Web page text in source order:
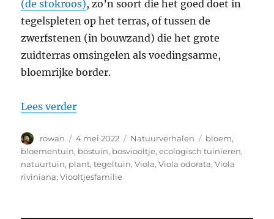
(de stokroos), zo’n soort die het goed doet in
tegelspleten op het terras, of tussen de
zwerfstenen (in bouwzand) die het grote
zuidterras omsingelen als voedingsarme,
bloemrijke border.
Lees verder“Bosviooltje of maarts viooltje?”
Auteur
rowan
Geplaatst
op
4 mei 2022 Categorieën
Natuurverhalen Tags
bloem,
bloementuin, bostuin, bosviooltje,ecologisch tuinieren,
natuurtuin, plant,tegeltuin,Viola,Viola odorata,Viola
riviniana,Viooltjesfamilie